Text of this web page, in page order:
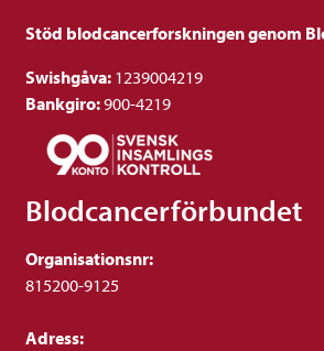
Stöd blodcancerforskningen genom
Swishgåva: 1239004219
Bankgiro:900-4219
Blodcancerförbundet
Organisationsnr:
815200-9125
Adress: